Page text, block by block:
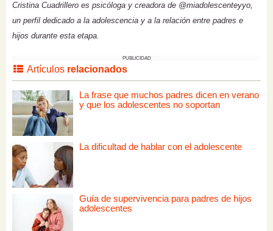
Cristina Cuadrillero es psicóloga y creadora de @miadolescenteyyo,
un perfil dedicado a la adolescencia y a la relación entre padres e
hijos durante esta etapa.
PUBLICIDAD
Artículos relacionados
La frase que muchos padres dicen en verano
y que los adolescentes no soportan
La dificultad de hablar con el adolescente
Guía de supervivencia para padres de hijos
adolescentes